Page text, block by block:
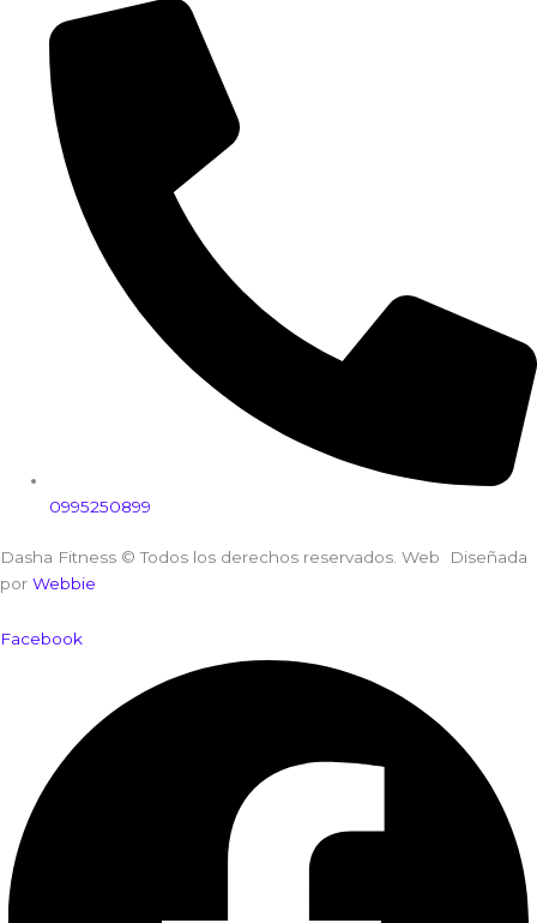
0995250899
Dasha Fitness © Todos los derechos reservados. Web Diseñada
por Webbie
Facebook